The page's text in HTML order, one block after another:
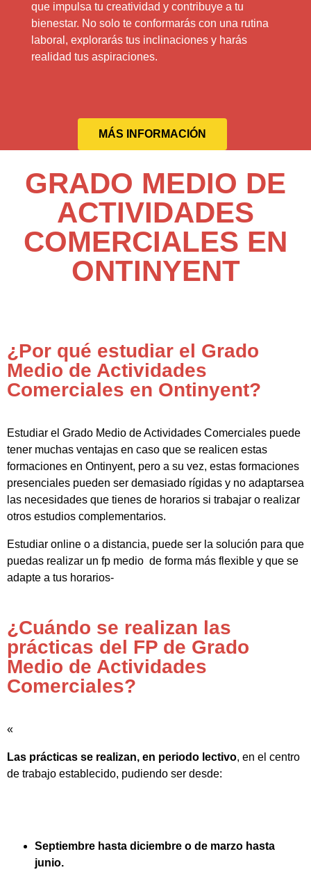
que impulsa tu creatividad y contribuye a tu
bienestar. No solo te conformarás con una rutina
laboral, explorarás tus inclinaciones y harás
realidad tus aspiraciones.
MÁS INFORMACIÓN
GRADO MEDIO DE
ACTIVIDADES
COMERCIALES EN
ONTINYENT
¿Por qué estudiar el Grado
Medio de Actividades
Comerciales en Ontinyent?
Estudiar el Grado Medio de Actividades Comerciales puede
tener muchas ventajas en caso que se realicen estas
formaciones en Ontinyent, pero a su vez, estas formaciones
presenciales pueden ser demasiado rígidas y no adaptarsea
las necesidades que tienes de horarios si trabajar o realizar
otros estudios complementarios.
Estudiar online o a distancia, puede ser la solución para que
puedas realizar un fp medio de forma más flexible y que se
adapte a tus horarios-
¿Cuándo se realizan las
prácticas del FP de Grado
Medio de Actividades
Comerciales?
«
Las prácticas se realizan, en periodo lectivo, en el centro
de trabajo establecido, pudiendo ser desde:
Septiembre hasta diciembre o de marzo hasta
junio.